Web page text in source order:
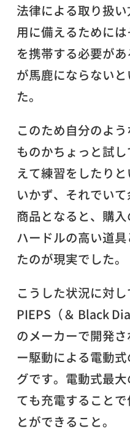
法律による取り扱
用に備えるために
を携帯する必要が
が馬鹿にならない
た。
このため自分のよ
ものかちょっと試
えて練習をしたり
いかず、それでい
商品となると、購
ハードルの高い道
たのが現実でした。
こうした状況に対し
PIEPS（＆ Black
のメーカーで開発
ー駆動による電動
グです。電動式最
ても充電すること
とができること。